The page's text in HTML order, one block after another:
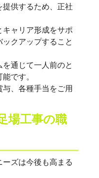
供するため、正社
ャリア形成をサポ
クアップすること
通じて一人前のと
です。
、各種手当をご用
場工事の職
ズは今後も高まる